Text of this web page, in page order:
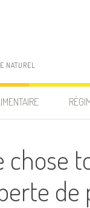
NATUREL
chose
de